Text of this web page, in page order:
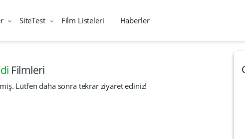
SiteTest Film Listeleri Haberler
Filmleri
Lütfen daha sonra tekrar ziyaret ediniz!